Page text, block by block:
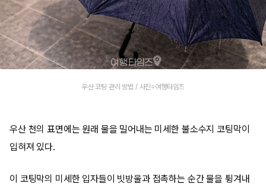
우산 코팅 관리 방법 / 사진=여행타임즈
우산 천의 표면에는 원래 물을 밀어내는 미세한 불소수지 코팅막이
입혀져 있다.
이 코팅막의 미세한 입자들이 빗방울과 접촉하는 순간 물을 튕겨내